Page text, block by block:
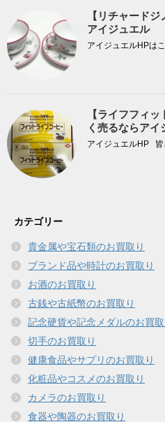
【リチャード
アイジュエル
アイジュエルHPは
【ライフフィ
く売るならアイ
アイジュエルHP
カテゴリー
貴金属や宝石類のお買取り
ブランド品や時計のお買取り
お酒のお買取り
古銭や古紙幣のお買取り
記念硬貨や記念メダルのお買取
切手のお買取り
健康食品やサプリのお買取り
化粧品やコスメのお買取り
カメラのお買取り
食器や陶器のお買取り